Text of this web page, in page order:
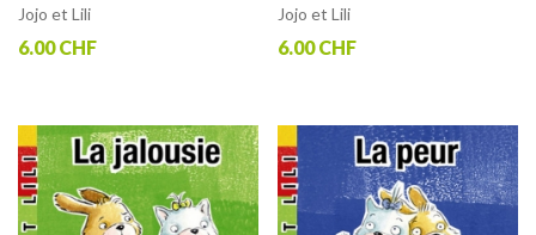
Jojo et Lili
6.00 CHF
Jojo et Lili
6.00 CHF